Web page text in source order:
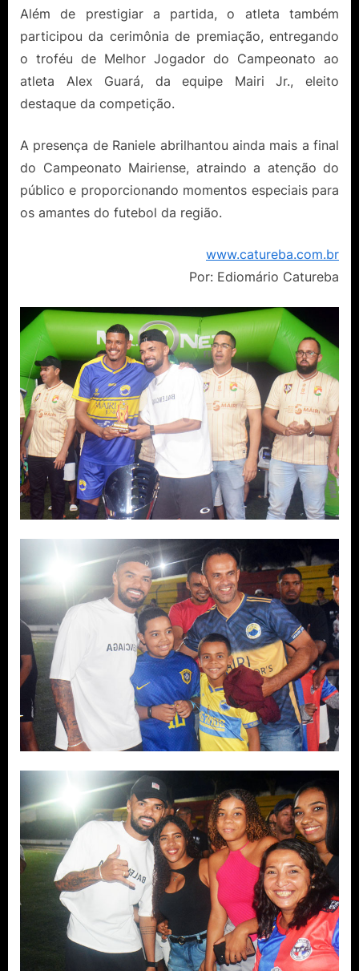
Além de prestigiar a partida, o atleta também
participou da cerimônia de premiação, entregando
o troféu de Melhor Jogador do Campeonato ao
atleta Alex Guará, da equipe Mairi Jr., eleito
destaque da competição.
A presença de Raniele abrilhantou ainda mais a final
do Campeonato Mairiense, atraindo a atenção do
público e proporcionando momentos especiais para
os amantes do futebol da região.
www.catureba.com.br
Por: Ediomário Catureba